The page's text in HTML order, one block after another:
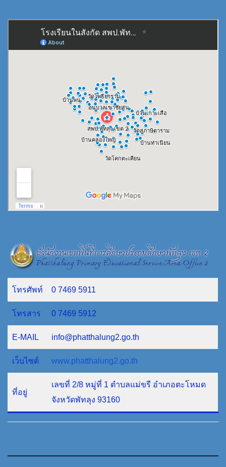
โทรศัพท์ 0 7469 5911
โทรสาร 0 7469 5912
E-MAIL info@phatthalung2.go.th
เว็บไซต์ www.phatthalung2.go.th
ที่อยู่
เลขที่ 2/8 หมู่ที่ 1 ตำบลแม่ขรี อำเภอตะโหมด
จังหวัดพัทลุง 93160